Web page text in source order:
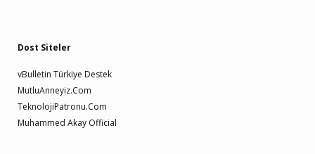
Dost Siteler
vBulletin Türkiye Destek
MutluAnneyiz.Com
TeknolojiPatronu.Com
Muhammed Akay Official